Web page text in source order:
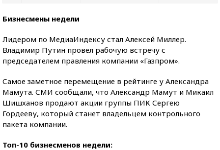
Бизнесмены недели
Лидером по МедиаИндексу стал Алексей Миллер.
Владимир Путин провел рабочую встречу с
председателем правления компании «Газпром».
Самое заметное перемещение в рейтинге у Александра
Мамута. СМИ сообщали, что Александр Мамут и Микаил
Шишханов продают акции группы ПИК Сергею
Гордееву, который станет владельцем контрольного
пакета компании.
Топ-10 бизнесменов недели: